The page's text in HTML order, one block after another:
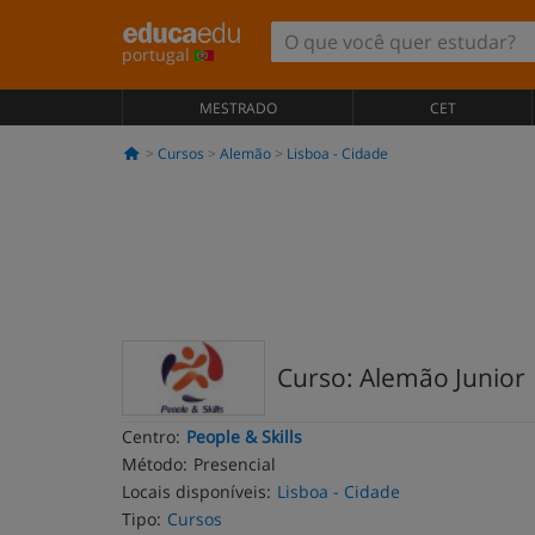
portugal
MESTRADO CET
Cursos Alemão Lisboa - Cidade
Curso: Alemão Junior
Centro: People & Skills
Método: Presencial
Locais disponíveis: Lisboa - Cidade
Tipo: Cursos